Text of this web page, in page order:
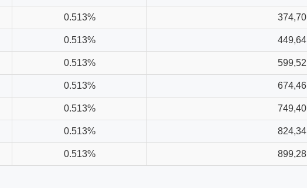
0.513% 374,70
0.513% 449,64
0.513% 599,52
0.513% 674,46
0.513% 749,40
0.513% 824,34
0.513% 899,28